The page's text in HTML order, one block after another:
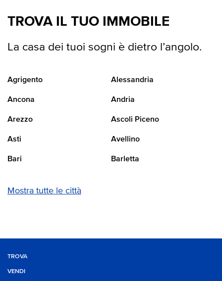
TROVA IL TUO IMMOBILE
La casa dei tuoi sogni è dietro l’angolo.
Agrigento Alessandria
Ancona Andria
Arezzo Ascoli Piceno
Asti Avellino
Bari Barletta
Mostra tutte le città
TROVA
VENDI